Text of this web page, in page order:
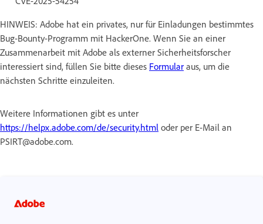
HINWEIS: Adobe hat ein privates, nur für Einladungen bestimmtes
Bug-Bounty-Programm mit HackerOne. Wenn Sie an einer
Zusammenarbeit mit Adobe als externer Sicherheitsforscher
interessiert sind, füllen Sie bitte dieses Formular aus, um die
nächsten Schritte einzuleiten.
Weitere Informationen gibt es unter
https://helpx.adobe.com/de/security.html oder per E-Mail an
PSIRT@adobe.com.